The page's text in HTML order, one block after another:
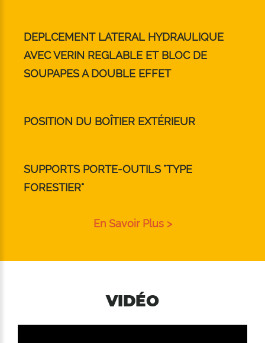
DEPLCEMENT LATERAL HYDRAULIQUE
AVEC VERIN REGLABLE ET BLOC DE
SOUPAPES A DOUBLE EFFET
POSITION DU BOÎTIER EXTÉRIEUR
SUPPORTS PORTE-OUTILS "TYPE
FORESTIER"
En Savoir Plus >
VIDÉO